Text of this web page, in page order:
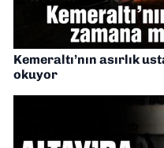
Kemeraltı’nın asırlık
okuyor